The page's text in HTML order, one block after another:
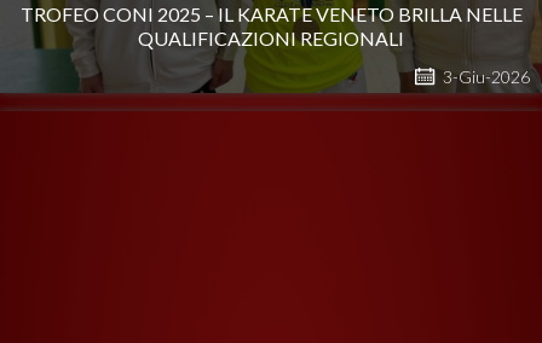
3-Giu-2026
TROFEO CONI 2025 – IL KARATE VENETO BRILLA NELLE
QUALIFICAZIONI REGIONALI